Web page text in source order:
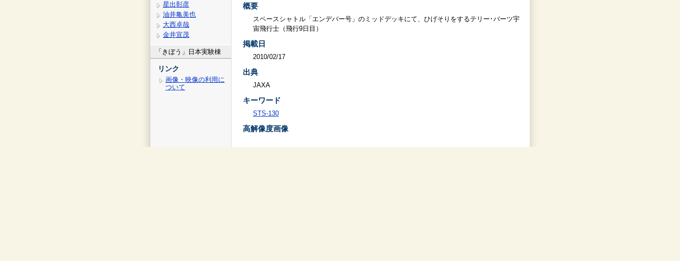
星出彰彦
油井亀美也
大西卓哉
金井宣茂
「きぼう」日本実験棟
リンク
画像・映像の利用に
ついて
概要
スペースシャトル「エンデバー号」のミッドデッキにて、ひげそりをするテリー･バーツ宇
宙飛行士（飛行9日目）
掲載日
2010/02/17
出典
JAXA
キーワード
STS-130
高解像度画像